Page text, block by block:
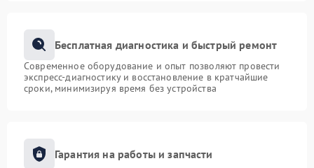
Бесплатная диагностика и быстрый ремонт
Современное оборудование и опыт позволяют провести
экспресс-диагностику и восстановление в кратчайшие
сроки, минимизируя время без устройства
Гарантия на работы и запчасти